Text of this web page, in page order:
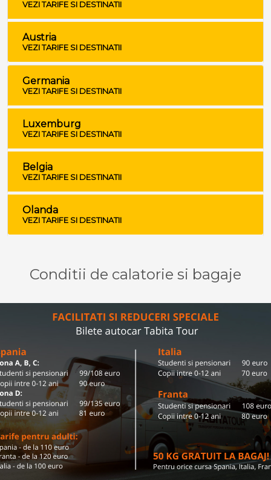
VEZI TARIFE SI DESTINATII
Austria
VEZI TARIFE SI DESTINATII
Germania
VEZI TARIFE SI DESTINATII
Luxemburg
VEZI TARIFE SI DESTINATII
Belgia
VEZI TARIFE SI DESTINATII
Olanda
VEZI TARIFE SI DESTINATII
Conditii de calatorie si bagaje